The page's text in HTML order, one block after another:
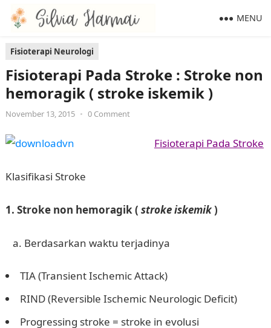
MENU
Fisioterapi Neurologi
Fisioterapi Pada Stroke : Stroke non
hemoragik ( stroke iskemik )
November 13, 2015 • 0 Comment
Fisioterapi Pada Stroke
Klasifikasi Stroke
1. Stroke non hemoragik ( stroke iskemik)
a. Berdasarkan waktu terjadinya
TIA (Transient Ischemic Attack)
RIND (Reversible Ischemic Neurologic Deficit)
Progressing stroke = stroke in evolusi